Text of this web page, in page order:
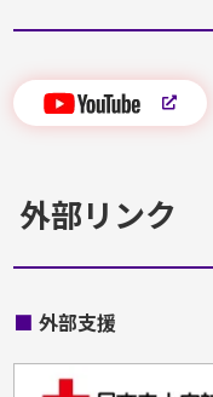
外部リンク
■ 外部支援